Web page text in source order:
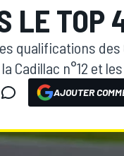
LE TOP
qualifications des
Cadillac n°12 et
AJOUTER